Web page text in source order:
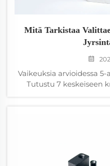
Mitä Tarkistaa
Vaikeuksia arvioidessa
Tutustu 7 keskeiseen